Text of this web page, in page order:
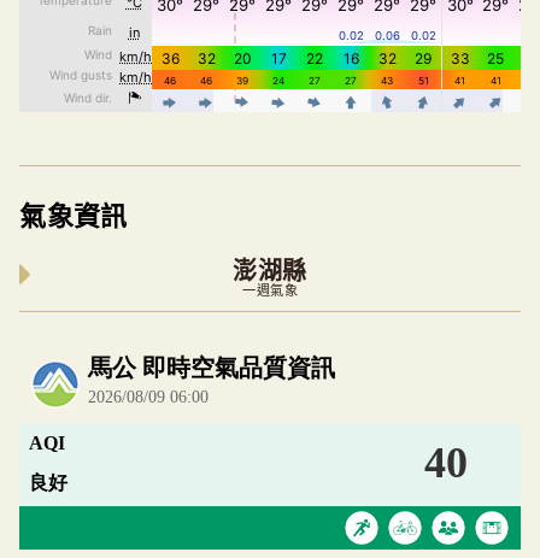
氣象資訊
澎湖縣
一週氣象
內嵌空氣品質小工具為視覺預覽，完整即時空